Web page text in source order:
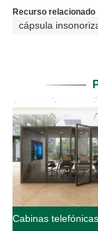
Recurso relacionado
cápsula